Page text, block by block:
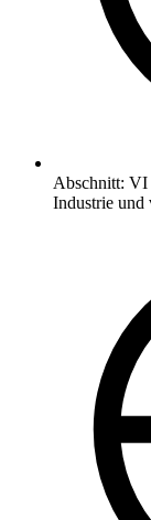
Abschnitt: VI
Industrie und